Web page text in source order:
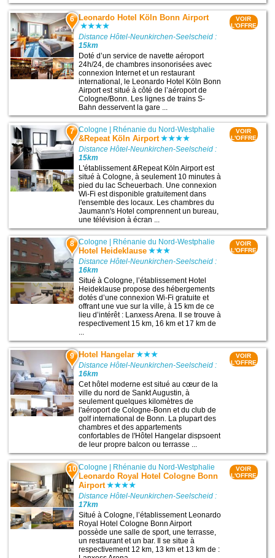
6 Leonardo Hotel Köln Bonn Airport
Distance Hôtel-Neunkirchen-Seelscheid :
15km
Doté d’un service de navette aéroport
24h/24, de chambres insonorisées avec
connexion Internet et un restaurant
international, le Leonardo Hotel Köln Bonn
Airport est situé à côté de l’aéroport de
Cologne/Bonn. Les lignes de trains S-
Bahn desservent la gare ...
VOIR
L'OFFRE
7 Cologne Rhénanie du Nord-Westphalie
&Repeat Köln Airport
Distance Hôtel-Neunkirchen-Seelscheid :
15km
L'établissement &Repeat Köln Airport est
situé à Cologne, à seulement 10 minutes à
pied du lac Scheuerbach. Une connexion
Wi-Fi est disponible gratuitement dans
l'ensemble des locaux. Les chambres du
Jaumann's Hotel comprennent un bureau,
une télévision à écran ...
VOIR
L'OFFRE
8 Cologne Rhénanie du Nord-Westphalie
Hotel Heideklause
Distance Hôtel-Neunkirchen-Seelscheid :
16km
Situé à Cologne, l’établissement Hotel
Heideklause propose des hébergements
dotés d’une connexion Wi-Fi gratuite et
offrant une vue sur la ville, à 15 km de ce
lieu d’intérêt : Lanxess Arena. Il se trouve à
respectivement 15 km, 16 km et 17 km de
...
VOIR
L'OFFRE
9 Hotel Hangelar
Distance Hôtel-Neunkirchen-Seelscheid :
16km
Cet hôtel moderne est situé au cœur de la
ville du nord de Sankt Augustin, à
seulement quelques kilomètres de
l'aéroport de Cologne-Bonn et du club de
golf international de Bonn. La plupart des
chambres et des appartements
confortables de l'Hôtel Hangelar dispsoent
de leur propre balcon ou terrasse ...
VOIR
L'OFFRE
10 Cologne | Rhénanie du Nord-Westphalie
Leonardo Royal Hotel Cologne Bonn
Airport
Distance Hôtel-Neunkirchen-Seelscheid :
17km
Situé à Cologne, l’établissement Leonardo
Royal Hotel Cologne Bonn Airport
possède une salle de sport, une terrasse,
un restaurant et un bar. Il se situe à
respectivement 12 km, 13 km et 13 km de :
VOIR
L'OFFRE